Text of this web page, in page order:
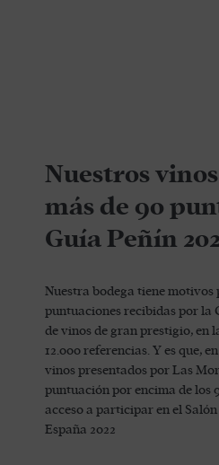
Nuestros
más de 90
Guía Peñín
Nuestra bodega tiene motivos
puntuaciones recibidas por la
de vinos de gran prestigio, en
12.000 referencias. Y es que,
vinos presentados por Las
puntuación por encima de los
acceso a participar en el
España 2022